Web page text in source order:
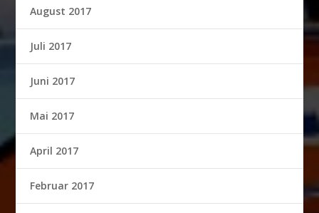
August 2017
Juli 2017
Juni 2017
Mai 2017
April 2017
Februar 2017